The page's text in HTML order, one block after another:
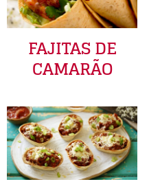
FAJITAS DE
CAMARÃO